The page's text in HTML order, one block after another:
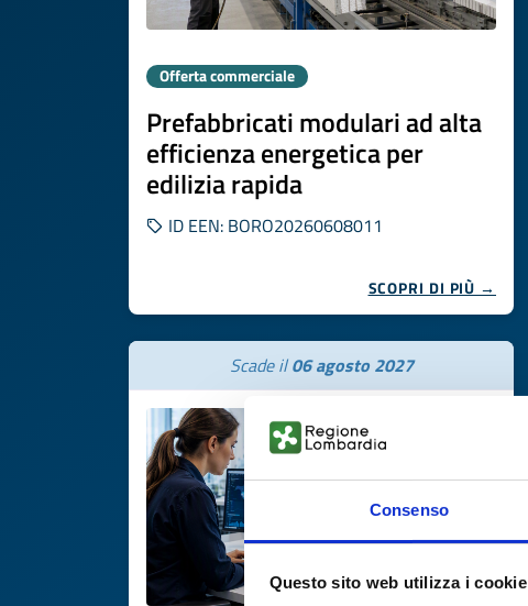
Consenso
Questo sito web utilizza i cookie
Offerta commerciale
Prefabbricati modulari ad alta
efficienza energetica per
edilizia rapida
ID EEN: BORO20260608011
SCOPRI DI PIÙ →
Scade il06 agosto 2027